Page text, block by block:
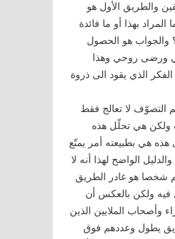
والطريق الأول هو
بهذا أو ما فائدة
والجواب هو الحصول
روحي وهذا
الذي يقود الى ذروة
التصوّف لا تعالج فقط
ولكن هي تحلّل هذه
هذه هي بطبيعته أمر يمتّع
الواضح لهذا أنه لا
شخصا هو غادر الطريق
فيه ولكن بالعكس أن
وأصحاب الملايين الذين
يطول وعددهم فوق